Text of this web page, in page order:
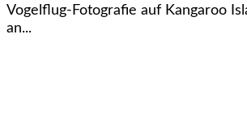
Vogelflug-Fotografie auf Kangaroo
an...